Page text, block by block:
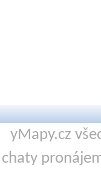
yMapy.cz
chaty